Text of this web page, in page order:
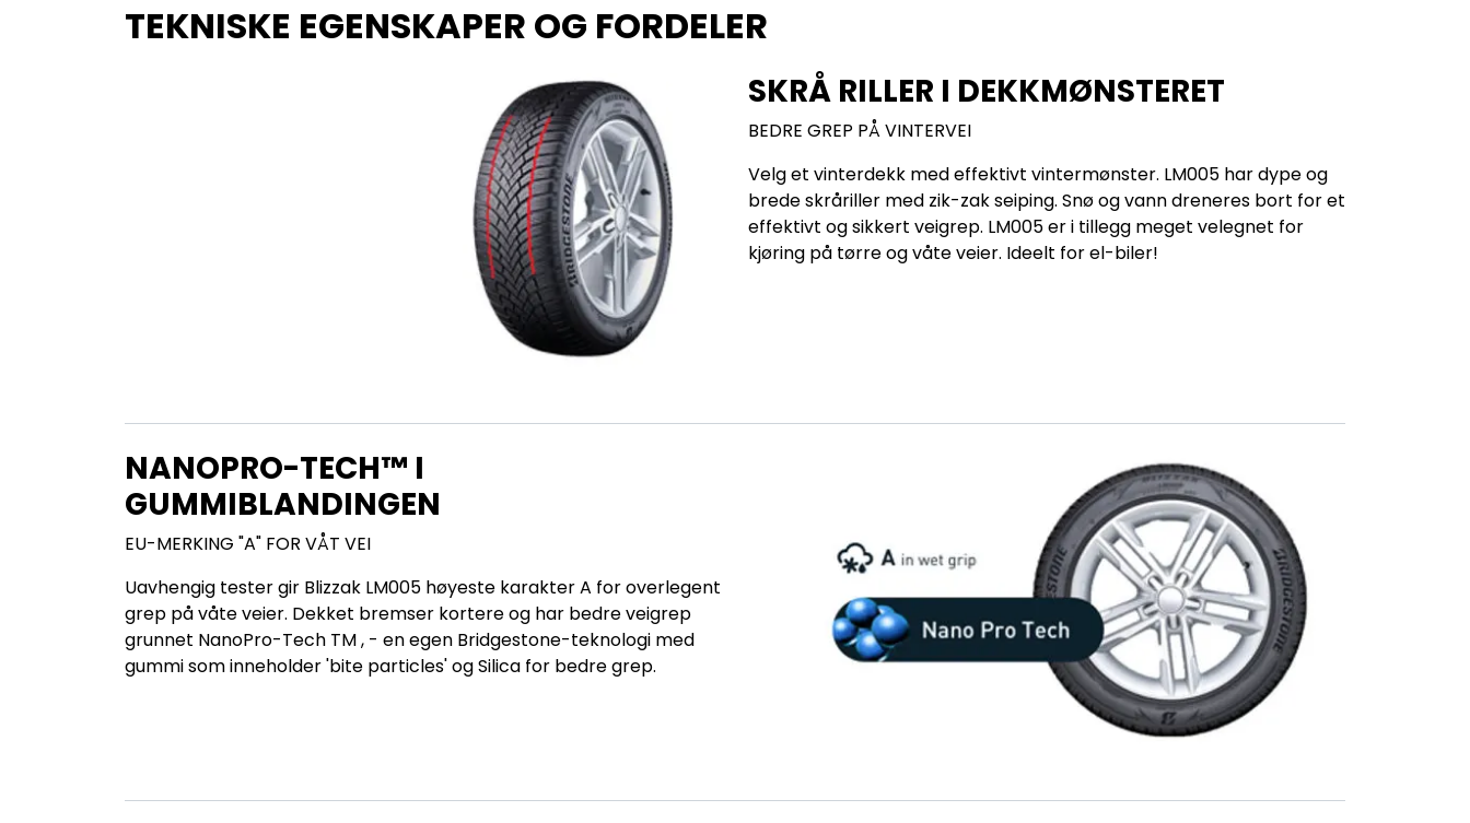
TEKNISKE EGENSKAPER OG FORDELER
SKRÅ RILLER I DEKKMØNSTERET
BEDRE GREP PÅ VINTERVEI
Velg et vinterdekk med effektivt vintermønster. LM005 har dype og
brede skråriller med zik-zak seiping. Snø og vann dreneres bort for et
effektivt og sikkert veigrep. LM005 er i tillegg meget velegnet for
kjøring på tørre og våte veier. Ideelt for el-biler!
NANOPRO-TECH™ I
GUMMIBLANDINGEN
EU-MERKING "A" FOR VÅT VEI
Uavhengig tester gir Blizzak LM005 høyeste karakter A for overlegent
grep på våte veier. Dekket bremser kortere og har bedre veigrep
grunnet NanoPro-Tech TM , - en egen Bridgestone-teknologi med
gummi som inneholder 'bite particles' og Silica for bedre grep.